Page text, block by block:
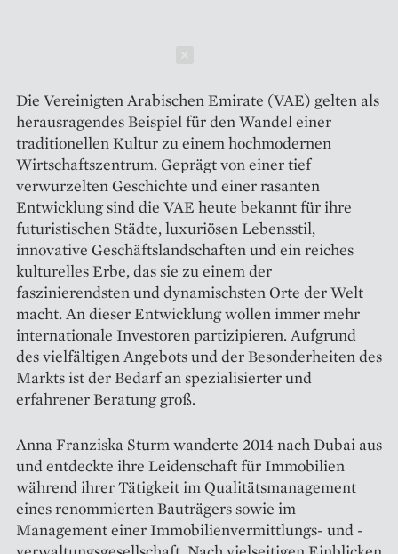
Die Vereinigten Arabischen Emirate (VAE) gelten als
herausragendes Beispiel für den Wandel einer
traditionellen Kultur zu einem hochmodernen
Wirtschaftszentrum. Geprägt von einer tief
verwurzelten Geschichte und einer rasanten
Entwicklung sind die VAE heute bekannt für ihre
futuristischen Städte, luxuriösen Lebensstil,
innovative Geschäftslandschaften und ein reiches
kulturelles Erbe, das sie zu einem der
faszinierendsten und dynamischsten Orte der Welt
macht. An dieser Entwicklung wollen immer mehr
internationale Investoren partizipieren. Aufgrund
des viel­fältigen Angebots und der Beson­derheiten des
Markts ist der Bedarf an spezialisierter und
erfahrener Beratung groß.
Anna Franziska Sturm wanderte 2014 nach Dubai aus
und entdeckte ihre Leidenschaft für Immobilien
wäh­rend ihrer Tätigkeit im Qualitätsmanagement
eines renommierten Bauträgers sowie im
Management einer Immobilienvermittlungs- und -